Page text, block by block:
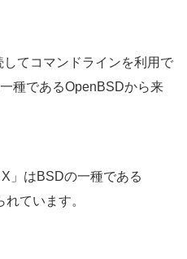
てコマンドラインを利用で
種であるOpenBSDから来
」はBSDの一種である
ています。